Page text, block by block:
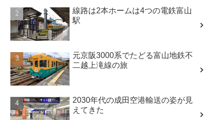
線路は2本ホームは4つの電鉄富山
駅
元京阪3000系でたどる富山地鉄不
二越上滝線の旅
2030年代の成田空港輸送の姿が見
えてきた